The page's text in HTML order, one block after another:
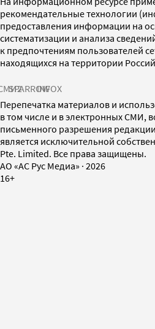
рекомендательные технологии
предоставления информации на
систематизации и анализа
к предпочтениям пользователей
находящихся на территории
SPARROWINFOX
Перепечатка материалов и
в том числе и в электронных СМИ,
письменного разрешения
является исключительной
Pte. Limited. Все права защищены.
AO «АС Рус Медиа» · 2026
16+